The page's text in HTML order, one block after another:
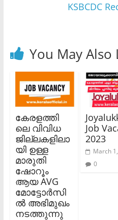
KSBCDC
You May Also
കേരളത്തി
ലെ വിവിധ
ജില്ലകളിലാ
യി ഉള്ള
മാരുതി
ഷോറൂം
ആയ AVG
മോട്ടോർസി
ൽ അഭിമുഖം
നടത്തുന്നു
Job
2023
March
0